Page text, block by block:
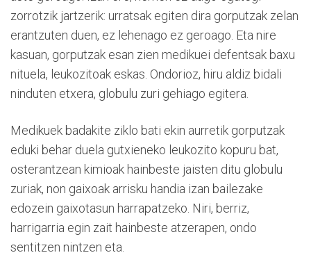
zorrotzik jartzerik: urratsak egiten dira gorputzak zelan
erantzuten duen, ez lehenago ez geroago. Eta nire
kasuan, gorputzak esan zien medikuei defentsak baxu
nituela, leukozitoak eskas. Ondorioz, hiru aldiz bidali
ninduten etxera, globulu zuri gehiago egitera.
Medikuek badakite ziklo bati ekin aurretik gorputzak
eduki behar duela gutxieneko leukozito kopuru bat,
osterantzean kimioak hainbeste jaisten ditu globulu
zuriak, non gaixoak arrisku handia izan bailezake
edozein gaixotasun harrapatzeko. Niri, berriz,
harrigarria egin zait hainbeste atzerapen, ondo
sentitzen nintzen eta.